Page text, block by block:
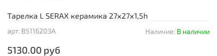
арт. B5116203A Наличие: В наличии
5130.00 руб
Тарелка L SERAX керамика 27х27х1,5h